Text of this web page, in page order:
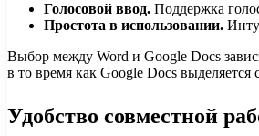
Голосовой ввод. Поддержка
Простота в использовании.
Выбор между Word и Google Docs
в то время как Google Docs
Удобство совместной